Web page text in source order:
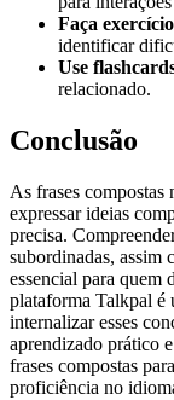
Faça
identificar
Use
relacionado.
Conclusão
As frases compostas
expressar ideias
precisa.
subordinadas, assim
essencial para quem
plataforma Talkpal é
internalizar esses
aprendizado prático
frases compostas
proficiência no